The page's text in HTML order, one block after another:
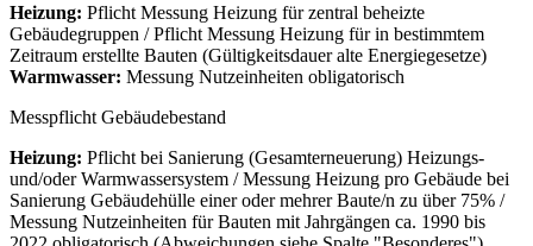
Heizung: Pflicht Messung Heizung für zentral beheizte
Gebäudegruppen / Pflicht Messung Heizung für in bestimmtem
Zeitraum erstellte Bauten (Gültigkeitsdauer alte Energiegesetze)
Warmwasser: Messung Nutzeinheiten obligatorisch
Messpflicht Gebäudebestand
Heizung: Pflicht bei Sanierung (Gesamterneuerung) Heizungs-
und/oder Warmwassersystem / Messung Heizung pro Gebäude bei
Sanierung Gebäudehülle einer oder mehrer Baute/n zu über 75% /
Messung Nutzeinheiten für Bauten mit Jahrgängen ca. 1990 bis